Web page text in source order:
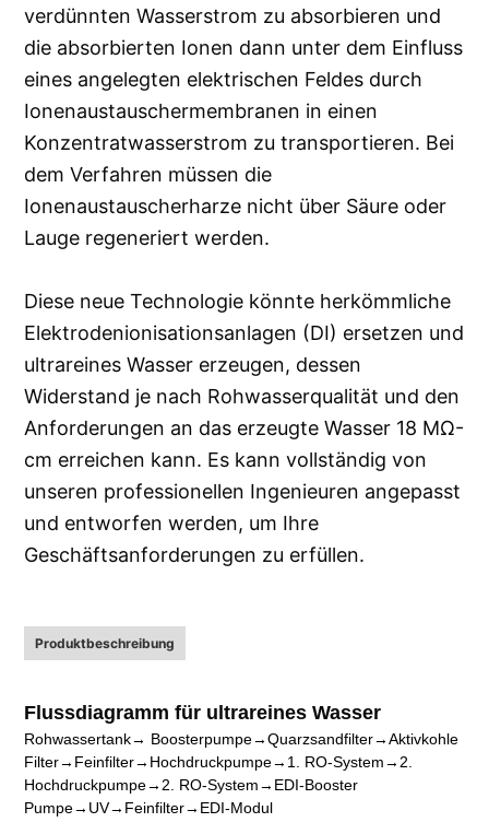
verdünnten Wasserstrom zu absorbieren und
die absorbierten Ionen dann unter dem Einfluss
eines angelegten elektrischen Feldes durch
Ionenaustauschermembranen in einen
Konzentratwasserstrom zu transportieren. Bei
dem Verfahren müssen die
Ionenaustauscherharze nicht über Säure oder
Lauge regeneriert werden.
Diese neue Technologie könnte herkömmliche
Elektrodenionisationsanlagen (DI) ersetzen und
ultrareines Wasser erzeugen, dessen
Widerstand je nach Rohwasserqualität und den
Anforderungen an das erzeugte Wasser 18 MΩ-
cm erreichen kann. Es kann vollständig von
unseren professionellen Ingenieuren angepasst
und entworfen werden, um Ihre
Geschäftsanforderungen zu erfüllen.
Produktbeschreibung
Flussdiagramm für ultrareines Wasser
Rohwassertank→ Boosterpumpe→Quarzsandfilter→Aktivkohle
Filter→Feinfilter→Hochdruckpumpe→1. RO-System→2.
Hochdruckpumpe→2. RO-System→EDI-Booster
Pumpe→UV→Feinfilter→EDI-Modul